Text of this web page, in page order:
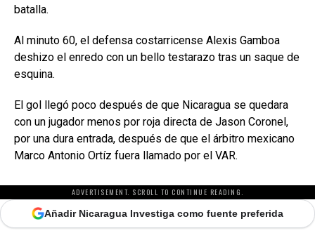
batalla.
Al minuto 60, el defensa costarricense Alexis Gamboa
deshizo el enredo con un bello testarazo tras un saque de
esquina.
El gol llegó poco después de que Nicaragua se quedara
con un jugador menos por roja directa de Jason Coronel,
por una dura entrada, después de que el árbitro mexicano
Marco Antonio Ortíz fuera llamado por el VAR.
ADVERTISEMENT. SCROLL TO CONTINUE READING.
Añadir Nicaragua Investiga como fuente preferida